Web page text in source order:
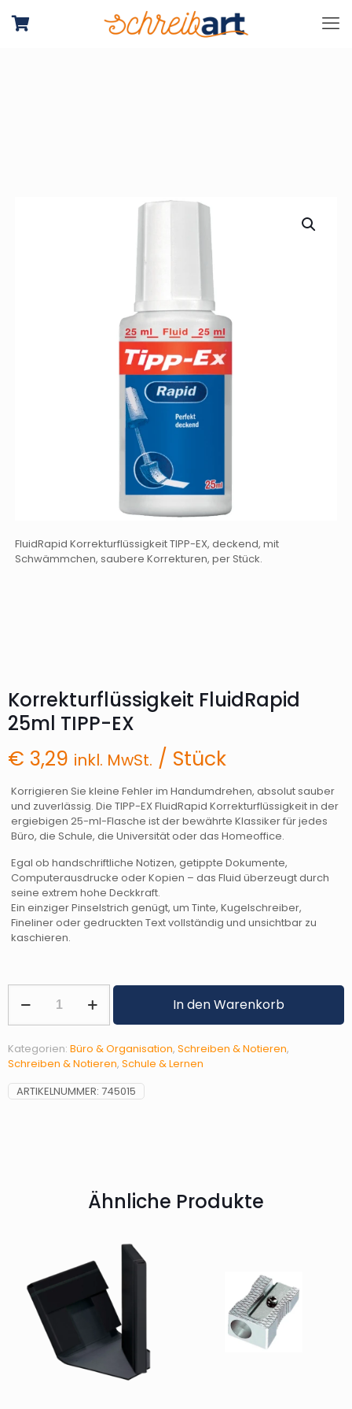
FluidRapid Korrekturflüssigkeit TIPP-EX, deckend, mit
Schwämmchen, saubere Korrekturen, per Stück.
Korrekturflüssigkeit FluidRapid
25ml TIPP-EX
€ 3,29 inkl. MwSt. / Stück
Korrigieren Sie kleine Fehler im Handumdrehen, absolut sauber
und zuverlässig. Die TIPP-EX FluidRapid Korrekturflüssigkeit in der
ergiebigen 25-ml-Flasche ist der bewährte Klassiker für jedes
Büro, die Schule, die Universität oder das Homeoffice.
Egal ob handschriftliche Notizen, getippte Dokumente,
Computerausdrucke oder Kopien – das Fluid überzeugt durch
seine extrem hohe Deckkraft.
Ein einziger Pinselstrich genügt, um Tinte, Kugelschreiber,
Fineliner oder gedruckten Text vollständig und unsichtbar zu
kaschieren.
FluidRapid
25ml
EX
Menge
In den Warenkorb
Kategorien: Büro & Organisation, Schreiben & Notieren,
Schreiben & Notieren, Schule & Lernen
ARTIKELNUMMER: 745015
Ähnliche Produkte